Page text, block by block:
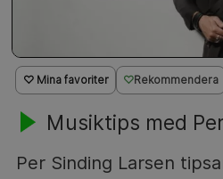
♡ Mina favoriter Rekommendera
Musiktips med
Per Sinding Larsen